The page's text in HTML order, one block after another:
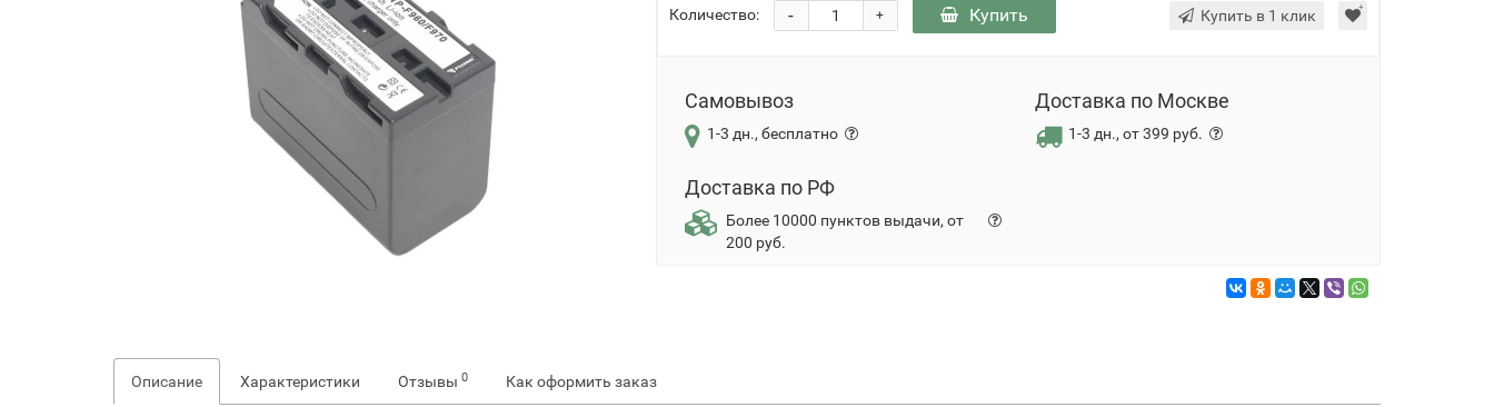
Количество: +
- Купить Купить в 1 клик
Самовывоз
1-3 дн., бесплатно
Доставка по Москве
1-3 дн., от 399 руб.
Доставка по РФ
Более 10000 пунктов выдачи, от
200 руб.
Описание Характеристики Отзывы 0 Как оформить заказ